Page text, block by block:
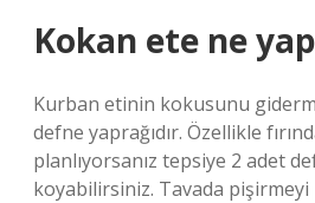
Kokan ete ne
Kurban etinin kokusunu
defne yaprağıdır. Özellikle
planlıyorsanız tepsiye 2 adet
koyabilirsiniz. Tavada pişirmeyi